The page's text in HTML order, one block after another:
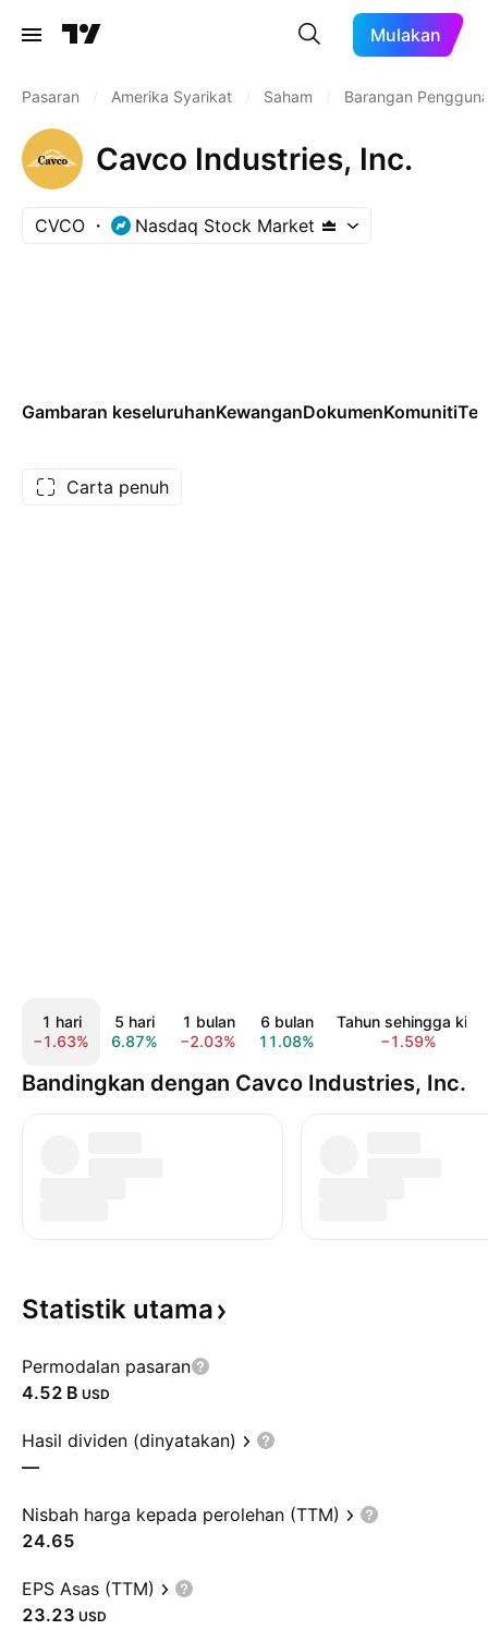
Mulakan
Pasaran Amerika Syarikat Saham Barangan
Cavco Industries, Inc.
CVCO Nasdaq Stock Market
Gambaran keseluruhanKewanganDokumenKomuniti
Carta penuh
1 hari
−1.63%
5 hari
6.87%
1 bulan
−2.03%
6 bulan
11.08%
Tahun sehingga kini
−1.59%
Bandingkan dengan Cavco Industries, Inc.
Statistik utama
Permodalan pasaran
‪4.52 B‬ USD
Hasil dividen (dinyatakan)
—
Nisbah harga kepada perolehan (TTM)
24.65
EPS Asas (TTM)
23.23 USD